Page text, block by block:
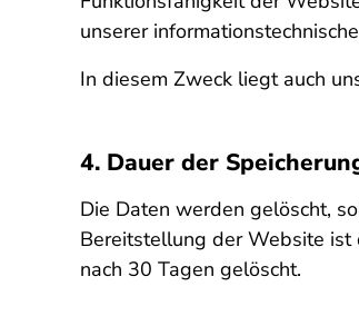
unserer
In diesem Zweck liegt auch
4. Dauer der
Die Daten werden gelöscht,
Bereitstellung der Website ist
nach 30 Tagen gelöscht.